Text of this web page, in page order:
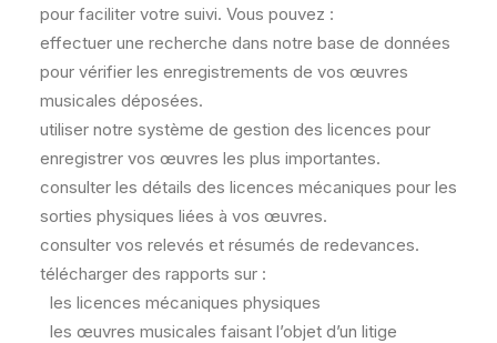
pour faciliter votre suivi. Vous pouvez :
effectuer une recherche dans notre base de données
pour vérifier les enregistrements de vos œuvres
musicales déposées.
utiliser notre système de gestion des licences pour
enregistrer vos œuvres les plus importantes.
consulter les détails des licences mécaniques pour les
sorties physiques liées à vos œuvres.
consulter vos relevés et résumés de redevances.
télécharger des rapports sur :
les licences mécaniques physiques
les œuvres musicales faisant l’objet d’un litige